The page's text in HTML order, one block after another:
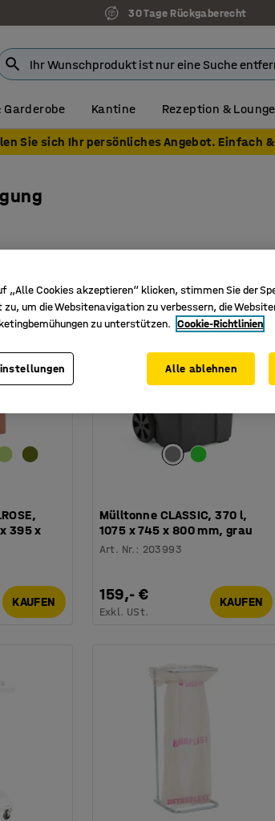
30 Tage Rückgaberecht
Garderobe Kantine Rezeption & Lounge
Sie sich Ihr persönliches Angebot. Einfach
Neu
395 x
KAUFEN
Mülltonne CLASSIC, 370 l,
1075 x 745 x 800 mm, grau
Art. Nr. : 203993
159,- €
Exkl. USt.
KAUFEN
„Alle Cookies akzeptieren“ klicken, stimmen Sie der
zu, um die Websitenavigation zu verbessern, die
zu unterstützen. Cookie-Richtlinien
Alle ablehnen